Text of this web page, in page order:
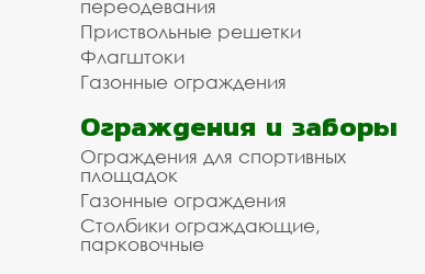
переодевания
Приствольные решетки
Флагштоки
Газонные ограждения
Ограждения и заборы
Ограждения для спортивных
площадок
Газонные ограждения
Столбики ограждающие,
парковочные